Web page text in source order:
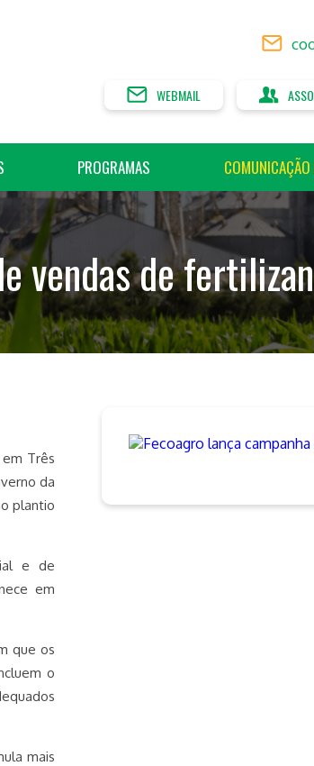
WEBMAIL
PROGRAMAS
vendas de
Três
da
plantio
e de
em
que os
o
mais